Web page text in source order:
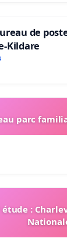
de
Kildare
parc
: